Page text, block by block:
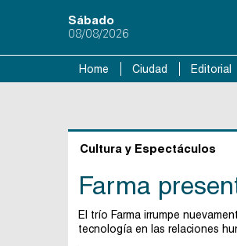
Sábado
08/08/2026
Home Ciudad Editorial
Cultura y Espectáculos
Farma
El trío Farma irrumpe
tecnología en las relaciones